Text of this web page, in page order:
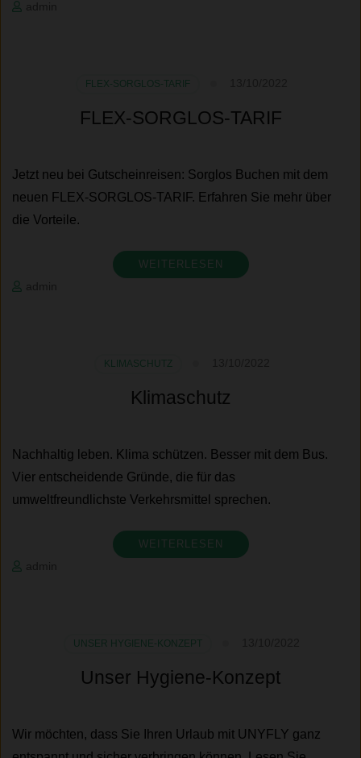
FLEX-SORGLOS-TARIF
FLEX-SORGLOS-TARIF
Jetzt neu bei Gutscheinreisen: Sorglos Buchen mit dem
neuen FLEX-SORGLOS-TARIF. Erfahren Sie mehr über
die Vorteile.
WEITERLESEN
KLIMASCHUTZ
Klimaschutz
Nachhaltig leben. Klima schützen. Besser mit dem Bus.
Vier entscheidende Gründe, die für das
umweltfreundlichste Verkehrsmittel sprechen.
WEITERLESEN
UNSER HYGIENE-KONZEPT
Unser Hygiene-Konzept
Wir möchten, dass Sie Ihren Urlaub mit UNYFLY ganz